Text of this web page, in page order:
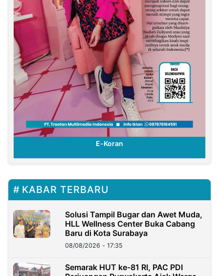
E-Koran
KABAR TERBARU
Solusi Tampil Bugar dan Awet Muda,
HLL Wellness Center Buka Cabang
Baru di Kota Surabaya
08/08/2026 - 17:35
Semarak HUT ke-81 RI, PAC PDI